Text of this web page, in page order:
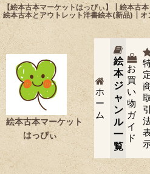
【絵本古本マーケットはっぴぃ】┃絵本古
絵本古本とアウトレット洋書絵本(新品)┃オ
絵本古本マーケット
はっぴぃ
ホ
ー
ム
絵
本
ジ
ャ
ン
ル
一
覧
お
買
い
物
ガ
イ
ド
取
引